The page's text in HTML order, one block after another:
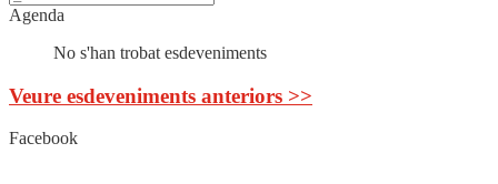
Agenda
No s'han trobat esdeveniments
Veure esdeveniments anteriors >>
Facebook